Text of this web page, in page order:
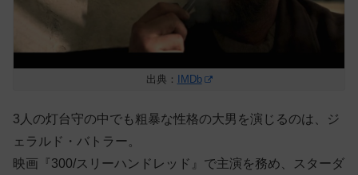
出典： IMDb
3人の灯台守の中でも粗暴な性格の大男を演じるのは、ジ
ェラルド・バトラー。
映画『300/スリーハンドレッド』で主演を務め、スターダ